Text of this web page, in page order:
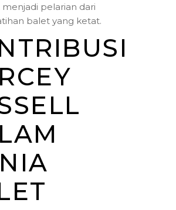
menjadi pelarian dari
balet yang ketat.